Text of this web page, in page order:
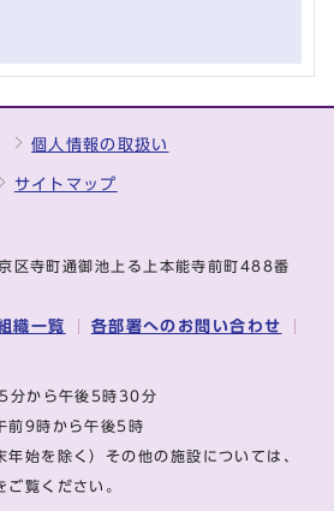
個人情報の取扱い
サイトマップ
寺町通御池上る上本能寺前町488番
織一覧 各部署へのお問い合わせ
分から午後5時30分
前9時から午後5時
年始を除く）その他の施設については、
ご覧ください。